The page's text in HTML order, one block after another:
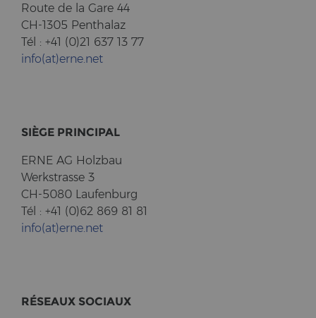
Route de la Gare 44
CH-1305 Pent­halaz
Tél : +41 (0)21 637 13 77
info(at)erne.net
SIÈGE PRIN­CI­PAL
ERNE AG Holz­bau
Werk­stras­se 3
CH-5080 Lau­fen­burg
Tél : +41 (0)62 869 81 81
info(at)erne.net
RÉSEAUX SO­CI­AUX